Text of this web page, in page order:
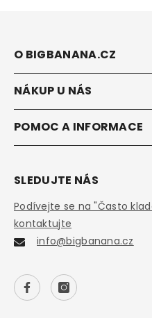
O BIGBANANA.CZ
NÁKUP U NÁS
POMOC A INFORMACE
SLEDUJTE NÁS
Podívejte se na "Často
kontaktujte
info@bigbanana.cz